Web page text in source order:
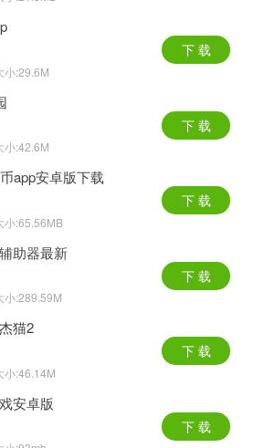
小:29.6M
下 载
小:42.6M
下 载
app安卓版下载
小:65.56MB
下 载
助器最新
小:289.59M
下 载
猫2
小:46.14M
下 载
安卓版
下 载